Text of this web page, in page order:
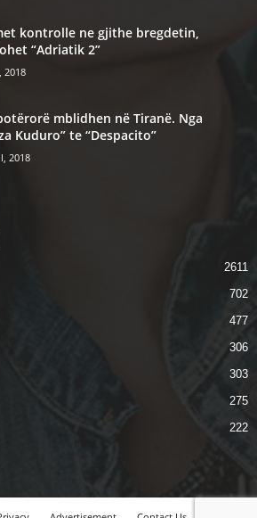
kontrolle ne gjithe bregdetin,
“Adriatik 2”
2018
mblidhen në Tiranë. Nga
Kuduro” te “Despacito”
2018
2611
702
477
306
303
275
222